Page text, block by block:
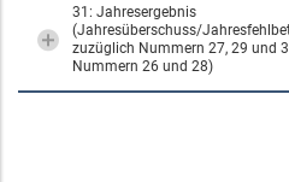
31: Jahresergebnis
(Jahresüberschuss/
zuzüglich Nummern 27, 29 und
Nummern 26 und 28)